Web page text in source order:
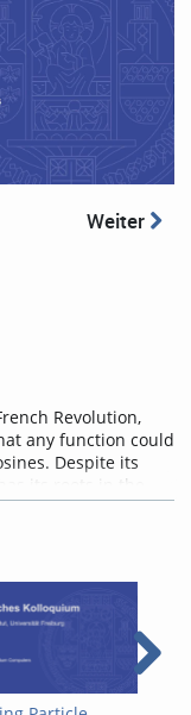
Weiter
Revolution,
any function could
Despite its
its roots in the
selected
its significance
this connects
an outlook on
interference,